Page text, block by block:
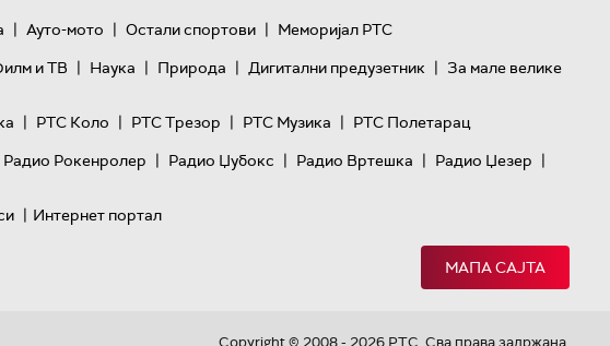
| Ауто-мото | Остали спортови | Меморијал РТС
и ТВ | Наука | Природа | Дигитални предузетник | За мале велике
| РТС Коло | РТС Трезор | РТС Музика | РТС Полетарац
Радио Рокенролер | Радио Џубокс | Радио Вртешка | Радио Џезер |
| Интернет портал
МАПА САЈТА
Copyright © 2008 - 2026 РТС. Сва права задржана.